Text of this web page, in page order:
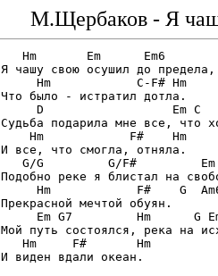
М.Щербаков - Я
   Hm       Em      Em6
Я чашу свою осушил до предела,
     Hm            C-F# Hm
Что было - истратил дотла.
     D                  Em C
Судьба подарила мне все, что
    Hm            F#    Hm
И все, что смогла, отняла.
G/G         G/F#
Подобно реке я блистал на
Hm            F#    G
Прекрасной мечтой обуян.
Em G7         Hm      G
Мой путь состоялся, река на
   Hm     F#       Hm
И виден вдали океан.